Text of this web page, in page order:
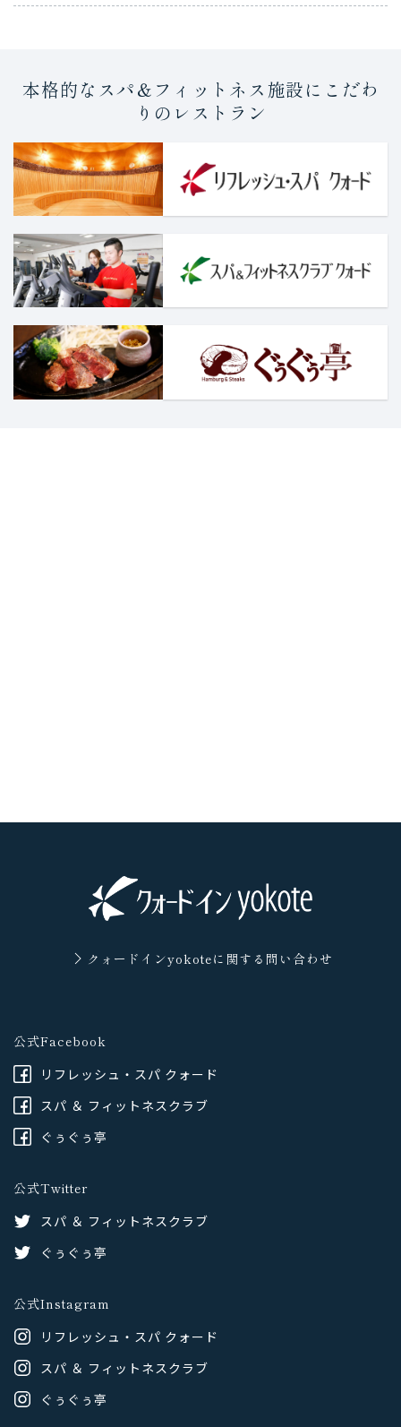
本格的なスパ＆フィットネス施設にこだわ
りのレストラン
クォードインyokoteに 関する問い合わせ
公式Facebook
リフレッシュ・スパ クォード
スパ ＆ フィットネスクラブ
ぐぅぐぅ亭
公式Twitter
スパ ＆ フィットネスクラブ
ぐぅぐぅ亭
公式Instagram
リフレッシュ・スパ クォード
スパ ＆ フィットネスクラブ
ぐぅぐぅ亭